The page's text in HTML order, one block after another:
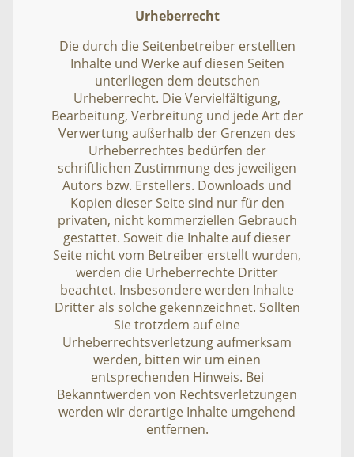
Urheberrecht
Die durch die Seitenbetreiber erstellten
Inhalte und Werke auf diesen Seiten
unterliegen dem deutschen
Urheberrecht. Die Vervielfältigung,
Bearbeitung, Verbreitung und jede Art der
Verwertung außerhalb der Grenzen des
Urheberrechtes bedürfen der
schriftlichen Zustimmung des jeweiligen
Autors bzw. Erstellers. Downloads und
Kopien dieser Seite sind nur für den
privaten, nicht kommerziellen Gebrauch
gestattet. Soweit die Inhalte auf dieser
Seite nicht vom Betreiber erstellt wurden,
werden die Urheberrechte Dritter
beachtet. Insbesondere werden Inhalte
Dritter als solche gekennzeichnet. Sollten
Sie trotzdem auf eine
Urheberrechtsverletzung aufmerksam
werden, bitten wir um einen
entsprechenden Hinweis. Bei
Bekanntwerden von Rechtsverletzungen
werden wir derartige Inhalte umgehend
entfernen.